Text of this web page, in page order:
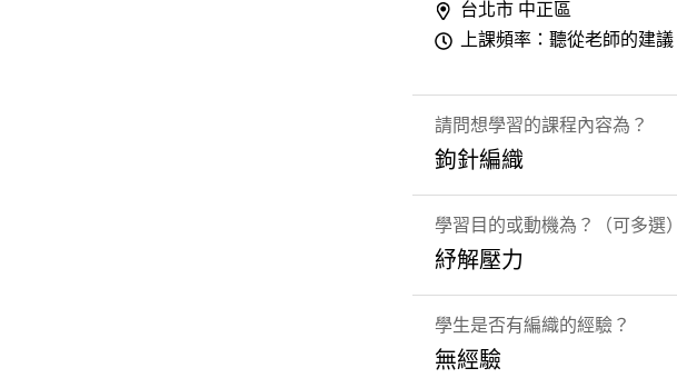
台北市 中正區
上課頻率：聽從老師的建議
請問想學習的課程內容為？
鉤針編織
學習目的或動機為？（可多選）
紓解壓力
學生是否有編織的經驗？
無經驗